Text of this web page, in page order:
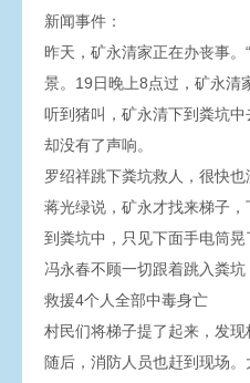
新闻事件：
昨天，矿永清家正在办丧事
景。19日晚上8点过，矿永清
听到猪叫，矿永清下到粪坑
却没有了声响。
罗绍祥跳下粪坑救人，很快
蒋光绿说，矿永才找来梯子，
到粪坑中，只见下面手电筒晃
冯永春不顾一切跟着跳入粪
救援4个人全部中毒身亡
村民们将梯子提了起来，发
随后，消防人员也赶到现场